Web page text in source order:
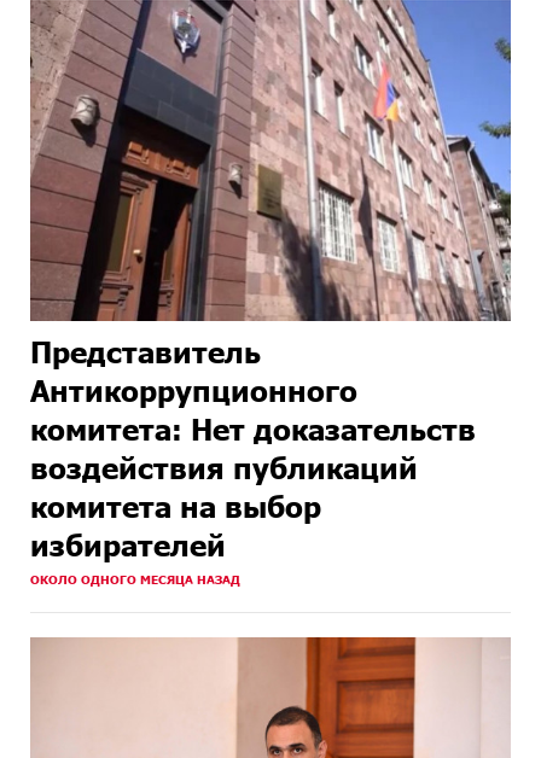
Представитель
Антикоррупционного
комитета: Нет доказательств
воздействия публикаций
комитета на выбор
избирателей
ОКОЛО ОДНОГО МЕСЯЦА НАЗАД